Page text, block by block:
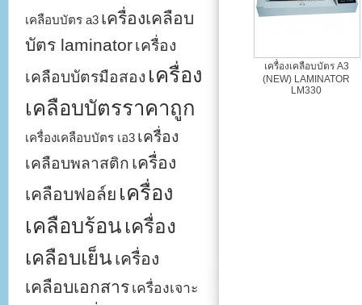
เครื่องเคลือบบัตร A3
(NEW) LAMINATOR
LM330
เคลือบบัตร a3 เครื่องเคลือบ
บัตร laminatorเครื่อง
เคลือบบัตรมือสอง เครื่อง
เคลือบบัตรราคาถูก
เครื่องเคลือบบัตร เอ3 เครื่อง
เคลือบพลาสติก เครื่อง
เคลือบฟอล์ย เครื่อง
เคลือบร้อน เครื่อง
เคลือบเย็น เครื่อง
เคลือบเอกสาร เครื่องเจาะ